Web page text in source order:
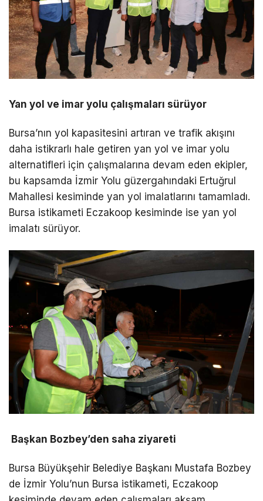
Yan yol ve imar yolu çalışmaları sürüyor
Bursa’nın yol kapasitesini artıran ve trafik akışını
daha istikrarlı hale getiren yan yol ve imar yolu
alternatifleri için çalışmalarına devam eden ekipler,
bu kapsamda İzmir Yolu güzergahındaki Ertuğrul
Mahallesi kesiminde yan yol imalatlarını tamamladı.
Bursa istikameti Eczakoop kesiminde ise yan yol
imalatı sürüyor.
Başkan Bozbey’den saha ziyareti
Bursa Büyükşehir Belediye Başkanı Mustafa Bozbey
de İzmir Yolu’nun Bursa istikameti, Eczakoop